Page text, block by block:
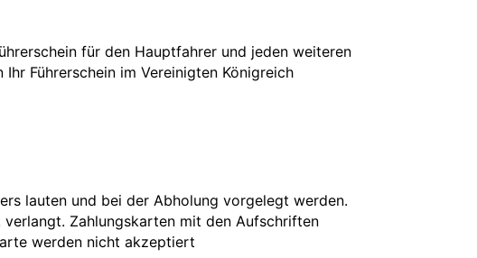
für den Hauptfahrer und jeden weiteren
Führerschein im Vereinigten Königreich
lauten und bei der Abholung vorgelegt werden.
Zahlungskarten mit den Aufschriften
werden nicht akzeptiert